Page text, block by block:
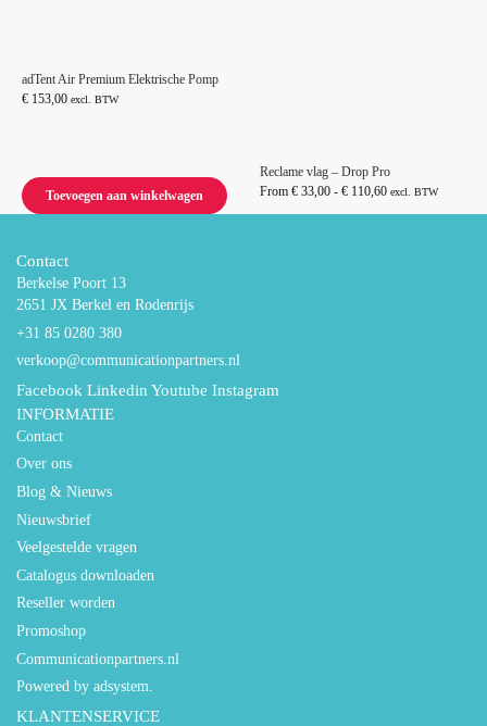
adTent Air Premium Elektrische Pomp
€ 153,00 excl. BTW
Toevoegen aan winkelwagen
Reclame vlag – Drop Pro
From € 33,00 - € 110,60 excl. BTW
Contact
Berkelse Poort 13
2651 JX Berkel en Rodenrijs
+31 85 0280 380
verkoop@communicationpartners.nl
Facebook Linkedin Youtube Instagram
INFORMATIE
Contact
Over ons
Blog & Nieuws
Nieuwsbrief
Veelgestelde vragen
Catalogus downloaden
Reseller worden
Promoshop
Communicationpartners.nl
Powered by adsystem.
KLANTENSERVICE